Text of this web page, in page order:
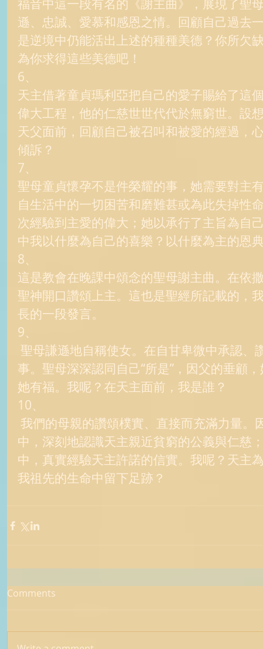
福音中這一段有名的《謝主曲》，展現了聖
遜、忠誠、愛慕和感恩之情。回顧自己過去
是逆境中仍能活出上述的種種美德？你所欠
為你求得這些美德吧！
6、
天主借著童貞瑪利亞把自己的愛子賜給了這
偉大工程，他的仁慈世世代代於無窮世。設
天父面前，回顧自己被召叫和被愛的經過，
傾訴？
7、
聖母童貞懷孕不是件榮耀的事，她需要對主
自生活中的一切困苦和磨難甚或為此失掉性
次經驗到主愛的偉大；她以承行了主旨為自
中我以什麼為自己的喜樂？以什麼為主的恩
8、
這是教會在晚課中頌念的聖母謝主曲。在依
聖神開口讚頌上主。這也是聖經所記載的，
長的一段發言。
9、
事。聖母深深認同自己“所是”，因父的垂顧
她有福。我呢？在天主面前，我是誰？
10、
中，深刻地認識天主親近貧窮的公義與仁慈
中，真實經驗天主許諾的信實。我呢？天主
我祖先的生命中留下足跡？
Comments